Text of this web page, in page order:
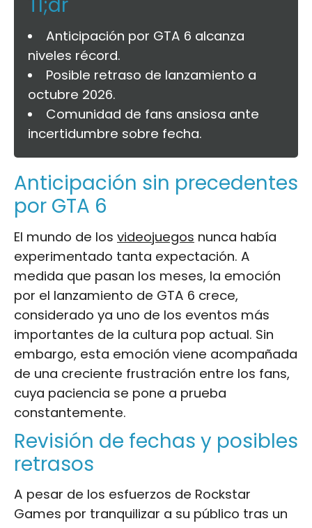
Anticipación por GTA 6 alcanza
niveles récord.
Posible retraso de lanzamiento a
octubre 2026.
Comunidad de fans ansiosa ante
incertidumbre sobre fecha.
Anticipación sin precedentes
por GTA 6
El mundo de los videojuegos nunca había
experimentado tanta expectación. A
medida que pasan los meses, la emoción
por el lanzamiento de GTA 6 crece,
considerado ya uno de los eventos más
importantes de la cultura pop actual. Sin
embargo, esta emoción viene acompañada
de una creciente frustración entre los fans,
cuya paciencia se pone a prueba
constantemente.
Revisión de fechas y posibles
retrasos
A pesar de los esfuerzos de Rockstar
Games por tranquilizar a su público tras un